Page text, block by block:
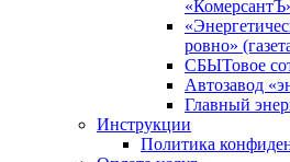
ровно»
СБЫТовое
Автозавод
Главный
Инструкции
Политика